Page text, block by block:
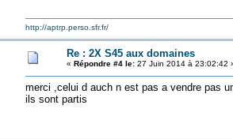
http://aptrp.perso.sfr.fr/
Re : 2X S45 aux domaines
« Répondre #4 le:27 Juin 2014 à 23:02:42
merci ,celui d auch n est pas a vendre pas
ils sont partis